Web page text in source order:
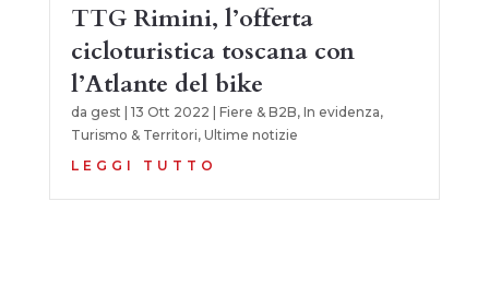
TTG Rimini, l’offerta
cicloturistica toscana con
l’Atlante del bike
da gest 13 Ott 2022 Fiere & B2B, In evidenza,
Turismo & Territori, Ultime notizie
LEGGI TUTTO